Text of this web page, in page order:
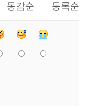
동감순 등록순